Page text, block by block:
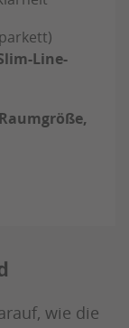
Line-
Raumgröße,
wie die